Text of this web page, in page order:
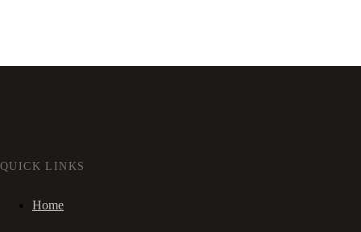
QUICK LINKS
Home